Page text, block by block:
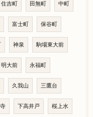
住吉町 田無町 中町
富士町 保谷町
神泉 駒場東大前
明大前 永福町
久我山 三鷹台
下高井戸 桜上水